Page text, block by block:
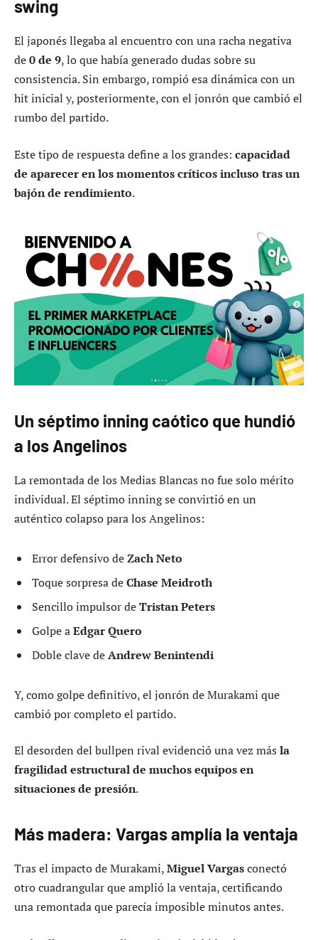
swing
El japonés llegaba al encuentro con una racha negativa
de0 de 9, lo que había generado dudas sobre su
consistencia. Sin embargo, rompió esa dinámica con un
hit inicial y, posteriormente, con el jonrón que cambió el
rumbo del partido.
Este tipo de respuesta define a los grandes: capacidad
de aparecer en los momentos críticos incluso tras un
bajón de rendimiento.
Un séptimo inning caótico que hundió
a los Angelinos
La remontada de los Medias Blancas no fue solo mérito
individual. El séptimo inning se convirtió en un
auténtico colapso para los Angelinos:
Error defensivo deZach Neto
Toque sorpresa deChase Meidroth
Sencillo impulsor deTristan Peters
Golpe aEdgar Quero
Doble clave deAndrew Benintendi
Y, como golpe definitivo, el jonrón de Murakami que
cambió por completo el partido.
El desorden del bullpen rival evidenció una vez más la
fragilidad estructural de muchos equipos en
situaciones de presión.
Más madera: Vargas amplía la ventaja
Tras el impacto de Murakami,Miguel Vargasconectó
otro cuadrangular que amplió la ventaja, certificando
una remontada que parecía imposible minutos antes.